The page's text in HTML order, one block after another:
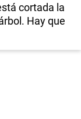
cortada la
Hay que